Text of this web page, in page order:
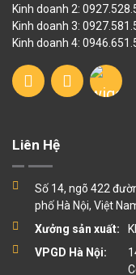
Kinh doanh 2:
Kinh doanh 3:
Kinh doanh 4:
Liên Hệ
Số 14, ngõ 422
phố Hà Nội, Việt
Xưởng sản xuất:
VPGD Hà Nội: